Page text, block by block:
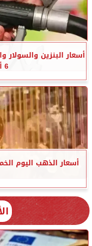
أسعار البنزين
6 أغسطس 2026